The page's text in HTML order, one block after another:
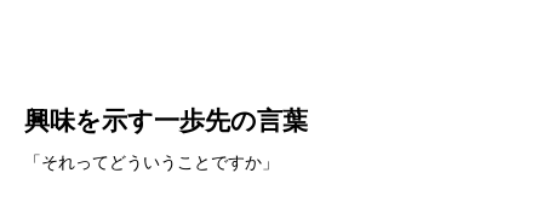
興味を示す一歩先の言葉
「それってどういうことですか」